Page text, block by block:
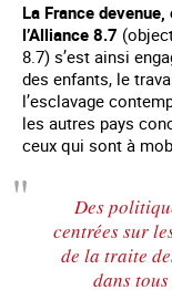
La France
l’Alliance 8.7
8.7) s’est ainsi
des enfants, le
l’esclavage
les autres pays
ceux qui sont à
Des
centrées sur
de la traite
dans